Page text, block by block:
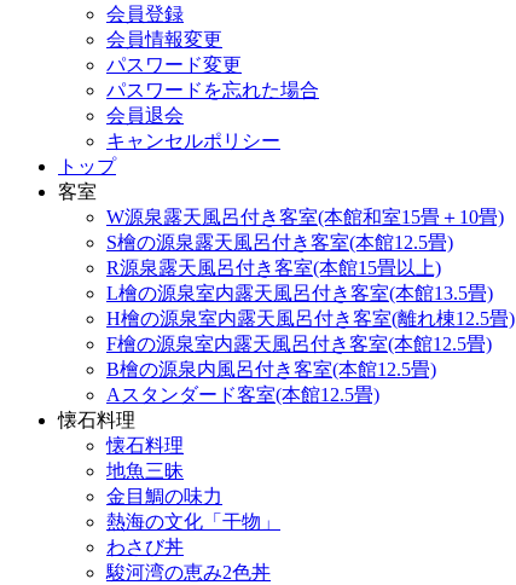
会員登録
会員情報変更
パスワード変更
パスワードを忘れた場合
会員退会
キャンセルポリシー
トップ
客室
W源泉露天風呂付き客室(本館和室15畳＋10畳)
S檜の源泉露天風呂付き客室(本館12.5畳)
R源泉露天風呂付き客室(本館15畳以上)
L檜の源泉室内露天風呂付き客室(本館13.5畳)
H檜の源泉室内露天風呂付き客室(離れ棟12.5畳)
F檜の源泉室内露天風呂付き客室(本館12.5畳)
B檜の源泉内風呂付き客室(本館12.5畳)
Aスタンダード客室(本館12.5畳)
懐石料理
懐石料理
地魚三昧
金目鯛の味力
熱海の文化「干物」
わさび丼
駿河湾の恵み2色丼